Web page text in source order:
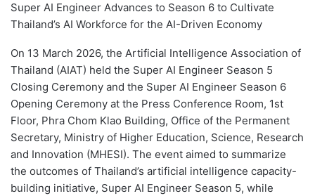
Super AI Engineer Advances to Season 6 to Cultivate
Thailand’s AI Workforce for the AI-Driven Economy
On 13 March 2026, the Artificial Intelligence Association of
Thailand (AIAT) held the Super AI Engineer Season 5
Closing Ceremony and the Super AI Engineer Season 6
Opening Ceremony at the Press Conference Room, 1st
Floor, Phra Chom Klao Building, Office of the Permanent
Secretary, Ministry of Higher Education, Science, Research
and Innovation (MHESI). The event aimed to summarize
the outcomes of Thailand’s artificial intelligence capacity-
building initiative, Super AI Engineer Season 5, while